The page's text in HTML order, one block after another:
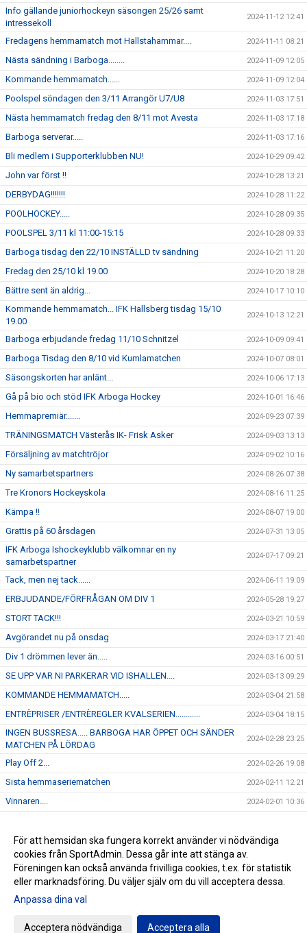
Info gällande juniorhockeyn säsongen 25/26 samt
intressekoll
2024-11-12 12:41
Fredagens hemmamatch mot Hallstahammar.... 2024-11-11 08:21
Nästa sändning i Barboga........ 2024-11-09 12:05
Kommande hemmamatch...... 2024-11-09 12:04
Poolspel söndagen den 3/11 Arrangör U7/U8 2024-11-03 17:51
Nästa hemmamatch fredag den 8/11 mot Avesta 2024-11-03 17:18
Barboga serverar..... 2024-11-03 17:16
Bli medlem i Supporterklubben NU! 2024-10-29 09:42
John var först !! 2024-10-28 13:21
DERBYDAG!!!!!!! 2024-10-28 11:22
POOLHOCKEY..... 2024-10-28 09:35
POOLSPEL 3/11 kl 11:00-15:15 2024-10-28 09:33
Barboga tisdag den 22/10 INSTÄLLD tv sändning 2024-10-21 11:20
Fredag den 25/10 kl 19.00 2024-10-20 18:28
Bättre sent än aldrig... 2024-10-17 10:10
Kommande hemmamatch... IFK Hallsberg tisdag 15/10
19.00
2024-10-13 12:21
Barboga erbjudande fredag 11/10 Schnitzel 2024-10-09 09:41
Barboga Tisdag den 8/10 vid Kumlamatchen 2024-10-07 08:01
Säsongskorten har anlänt... 2024-10-06 17:13
Gå på bio och stöd IFK Arboga Hockey 2024-10-01 16:46
Hemmapremiär....... 2024-09-23 07:39
TRÄNINGSMATCH Västerås IK- Frisk Asker 2024-09-03 13:13
Försäljning av matchtröjor 2024-09-02 10:16
Ny samarbetspartners 2024-08-26 07:38
Tre Kronors Hockeyskola 2024-08-16 11:25
Kämpa !! 2024-08-07 19:00
Grattis på 60 årsdagen 2024-07-31 13:05
IFK Arboga Ishockeyklubb välkomnar en ny
samarbetspartner
2024-07-17 09:21
Tack, men nej tack...... 2024-06-11 19:09
ERBJUDANDE/FÖRFRÅGAN OM DIV 1 2024-05-28 19:27
STORT TACK!!! 2024-03-21 10:59
Avgörandet nu på onsdag 2024-03-17 21:40
Div 1 drömmen lever än..... 2024-03-16 00:51
SE UPP VAR NI PARKERAR VID ISHALLEN.... 2024-03-13 09:29
KOMMANDE HEMMAMATCH..... 2024-03-04 21:58
ENTRÈPRISER /ENTRÈREGLER KVALSERIEN............ 2024-03-04 18:15
INGEN BUSSRESA..... BARBOGA HAR ÖPPET OCH SÄNDER
MATCHEN PÅ LÖRDAG
2024-02-28 23:25
Play Off 2... 2024-02-26 19:08
Sista hemmaseriematchen 2024-02-11 12:21
Vinnaren.... 2024-02-01 10:36
Kommande hemmamatch..... 2024-01-22 12:45
NYHET... 2024-01-16 16:23
Gå till Webbversion
För att hemsidan ska fungera korrekt använder vi nödvändiga
cookies från SportAdmin. Dessa går inte att stänga av.
Föreningen kan också använda frivilliga cookies, t.ex. för statistik
eller marknadsföring. Du väljer själv om du vill acceptera dessa.
Anpassa dina val
Acceptera nödvändiga Acceptera alla